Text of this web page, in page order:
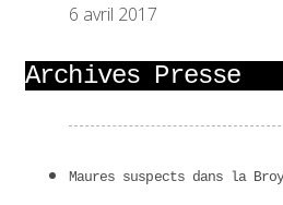
6 avril 2017
Archives Presse
Maures suspects dans la